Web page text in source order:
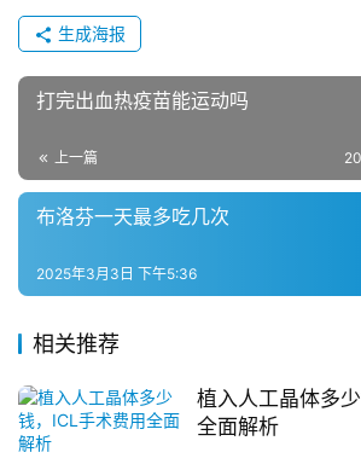
生成海报
打完出血热疫苗能运动吗
上一篇
布洛芬一天最多吃几次
2025年3月3日 下午5:36
相关推荐
植入人工晶体多
全面解析